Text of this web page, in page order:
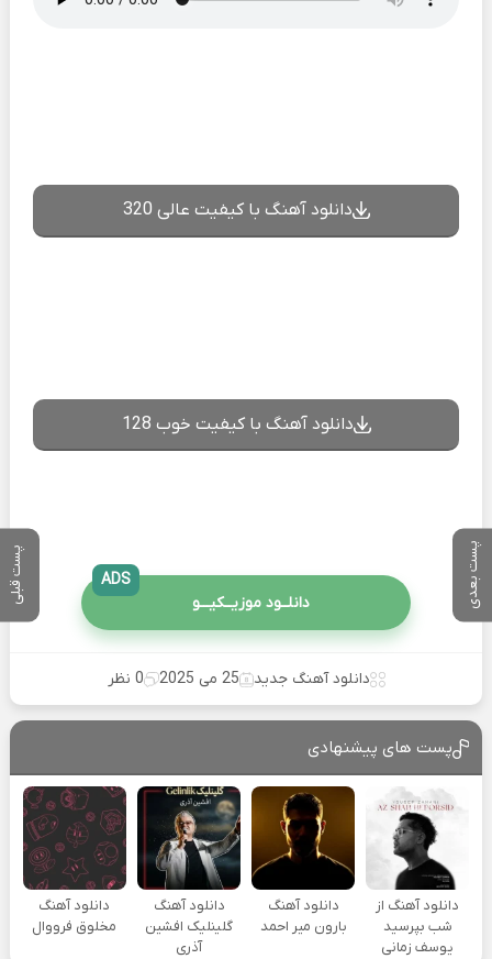
پست بعدی پست قبلی
دانلود آهنگ با کیفیت عالی 320
دانلود آهنگ با کیفیت خوب 128
دانلــود موزیــکیـــو
ADS
دانلود آهنگ جدید 25 می 2025 0 نظر
پست های پیشنهادی
دانلود آهنگ از
شب بپرسید
یوسف زمانی
دانلود آهنگ
بارون میر احمد
دانلود آهنگ
گلینلیک افشین
آذری
دانلود آهنگ
مخلوق فرووال